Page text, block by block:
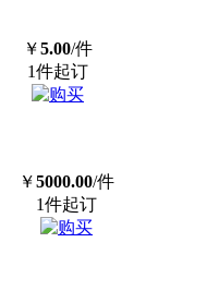
￥5.00/件
1件起订
￥5000.00/件
1件起订